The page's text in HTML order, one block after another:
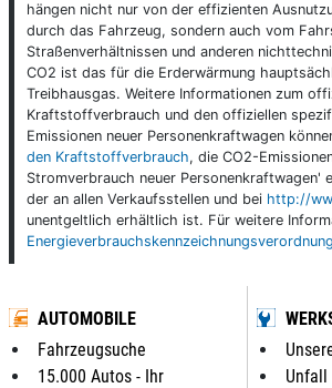
hängen nicht nur von der effizienten
durch das Fahrzeug, sondern auch vom
Straßenverhältnissen und anderen
CO2 ist das für die Erderwärmung
Treibhausgas. Weitere Informationen zum
Kraftstoffverbrauch und den offiziellen
Emissionen neuer Personenkraftwagen
den Kraftstoffverbrauch, die CO2-
Stromverbrauch neuer Personenkraftwagen'
der an allen Verkaufsstellen und bei http://
unentgeltlich erhältlich ist. Für weitere
AUTOMOBILE
Fahrzeugsuche
15.000 Autos - Ihr
Unfall